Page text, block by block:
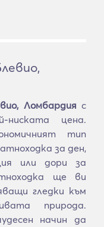
Ломбардия с
цена.
тип
за ден,
или дори за
ще ви
гледки към
природа.
начин да